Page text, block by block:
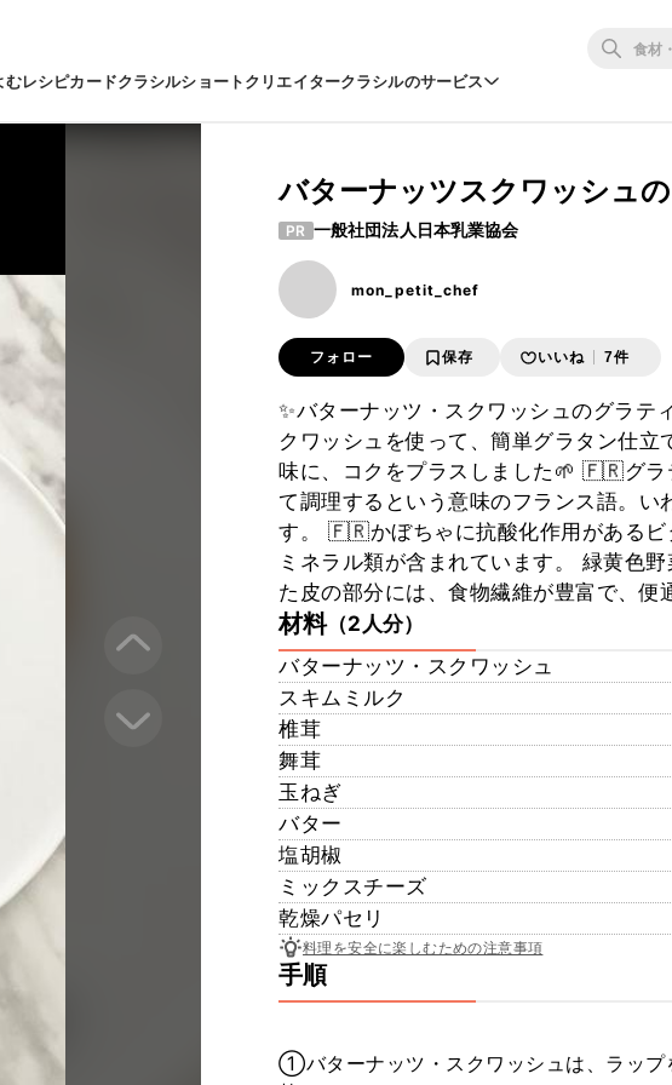
むレシピカードクラシルショートクリエイタークラシルのサービス
バターナッツスクワッシュ
PR 一般社団法人日本乳業協会
mon_petit_chef
フォロー 保存 いいね 7件
✨バターナッツ・スクワッシュのグラ
クワッシュを使って、簡単グラタン仕立
味に、コクをプラスしました🌱 🇫🇷グラ
て調理するという意味のフランス語。い
す。 🇫🇷かぼちゃに抗酸化作用があるビ
ミネラル類が含まれています。 緑黄色
た皮の部分には、食物繊維が豊富で、便
材料（2人分）
バターナッツ・スクワッシュ
スキムミルク
椎茸
舞茸
玉ねぎ
バター
塩胡椒
ミックスチーズ
乾燥パセリ
料理を安全に楽しむための注意事項
手順
①バターナッツ・スクワッシュは、ラッ